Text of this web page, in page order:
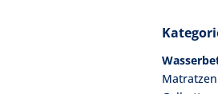
Matratzen